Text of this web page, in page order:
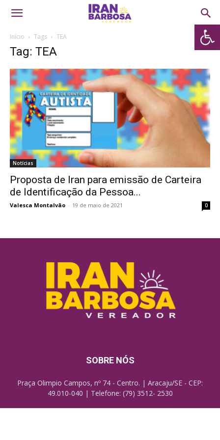
Abrir
Início Tags TEA
Tag: TEA
Notícias
Proposta de Iran para emissão de Carteira
de Identificação da Pessoa...
Valesca Montalvão - 19 de maio de 2021 0
SOBRE NÓS
Praça Olimpio Campos, nº 74 - Centro. | Aracaju/SE - CEP:
49.010-040 | Telefone: (79) 3512- 2530